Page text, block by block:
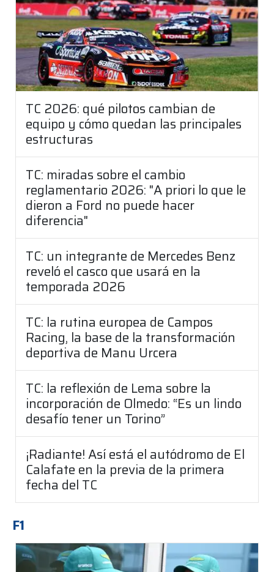
TC 2026: qué pilotos cambian de
equipo y cómo quedan las principales
estructuras
TC: miradas sobre el cambio
reglamentario 2026: "A priori lo que le
dieron a Ford no puede hacer
diferencia"
TC: un integrante de Mercedes Benz
reveló el casco que usará en la
temporada 2026
TC: la rutina europea de Campos
Racing, la base de la transformación
deportiva de Manu Urcera
TC: la reflexión de Lema sobre la
incorporación de Olmedo: “Es un lindo
desafío tener un Torino”
¡Radiante! Así está el autódromo de El
Calafate en la previa de la primera
fecha del TC
F1